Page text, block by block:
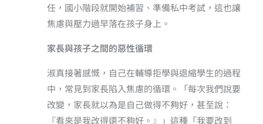
任，國小階段就開始補習、準備私中考試，這也讓
焦慮與壓力過早落在孩子身上。
家長與孩子之間的惡性循環
淑真接著感慨，自己在輔導拒學與退縮學生的過程
中，常見到家長陷入焦慮的循環。「每次我們說要
改變，家長就以為是自己做得不夠好，甚至說：
『看來是我改得還不夠好。』」這種「我要改到